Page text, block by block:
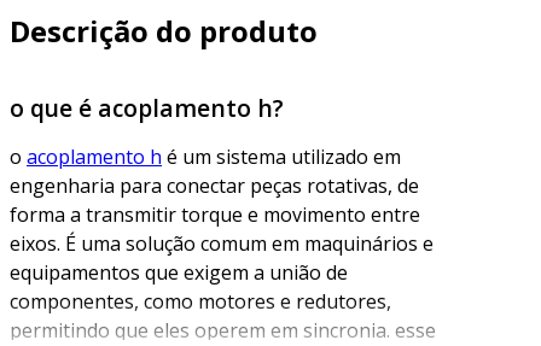
Descrição do produto
o que é acoplamento h?
o acoplamento h é um sistema utilizado em
engenharia para conectar peças rotativas, de
forma a transmitir torque e movimento entre
eixos. É uma solução comum em maquinários e
equipamentos que exigem a união de
componentes, como motores e redutores,
permitindo que eles operem em sincronia. esse